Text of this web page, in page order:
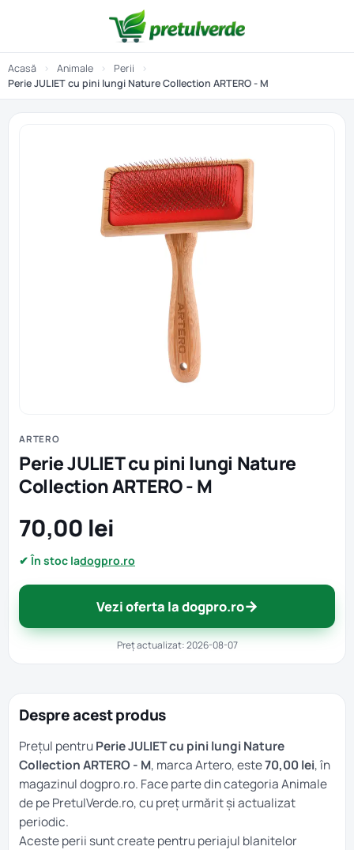
Acasă › Animale › Perii
›
Perie JULIET cu pini lungi Nature Collection ARTERO - M
ARTERO
Perie JULIET cu pini lungi Nature
Collection ARTERO - M
70,00 lei
✔ În stoc ladogpro.ro
Vezi oferta la dogpro.ro→
Preț actualizat: 2026-08-07
Despre acest produs
Prețul pentruPerie JULIET cu pini lungi Nature
Collection ARTERO - M, marca Artero, este70,00 lei, în
magazinul dogpro.ro. Face parte din categoriaAnimale
de pe PretulVerde.ro, cu preț urmărit și actualizat
periodic.
Aceste perii sunt create pentru periajul blanitelor